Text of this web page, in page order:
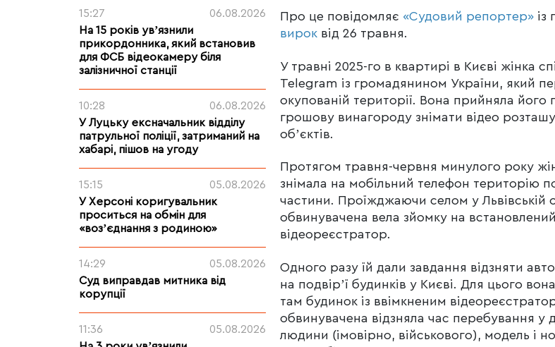
15:27
06.08.2026
На 15 років увʼязнили
прикордонника, який встановив
для ФСБ відеокамеру біля
залізничної станції
10:28
06.08.2026
У Луцьку ексначальник відділу
патрульної поліції, затриманий на
хабарі, пішов на угоду
15:15
05.08.2026
У Херсоні коригувальник
проситься на обмін для
«возʼєднання з родиною»
14:29
05.08.2026
Суд виправдав митника від
корупції
11:36
05.08.2026
Про це повідомляє «Судовий репортер» із
вирок від 26 травня.
У травні 2025-го в квартирі в Києві жінка
Telegram із громадянином України, який
окупованій території. Вона прийняла його
грошову винагороду знімати відео
обʼєктів.
Протягом травня-червня минулого року
знімала на мобільний телефон територію
частини. Проїжджаючи селом у Львівській
обвинувачена вела зйомку на
відеореєстратор.
Одного разу їй дали завдання відзняти
на подвірʼї будинків у Києві. Для цього
там будинок із ввімкненим
обвинувачена відзняла час перебування у
людини (імовірно, військового), модель і